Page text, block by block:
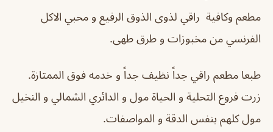
مطعم وكافية راقي لذوى الذوق الرفيع و محبي الاكل
الفرنسي من مخبوزات و طرق طهى.
طبعا مطعم راقي جداً نظيف جداً و خدمه فوق الممتازة.
زرت فروع التحلية و الحياة مول و الدائري الشمالي و النخيل
مول كلهم بنفس الدقة و المواصفات.